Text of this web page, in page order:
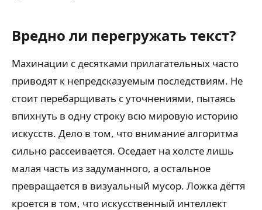
Вредно ли перегружать текст?
Махинации с десятками прилагательных часто
приводят к непредсказуемым последствиям. Не
стоит перебарщивать с уточнениями, пытаясь
впихнуть в одну строку всю мировую историю
искусств. Дело в том, что внимание алгоритма
сильно рассеивается. Оседает на холсте лишь
малая часть из задуманного, а остальное
превращается в визуальный мусор. Ложка дёгтя
кроется в том, что искусственный интеллект